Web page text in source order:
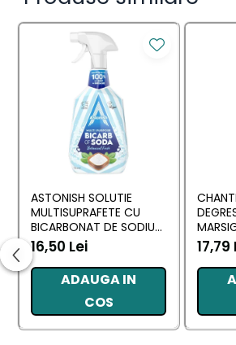
ASTONISH SOLUTIE
MULTISUPRAFETE CU
BICARBONAT DE SODIU
750 ML
16,50 Lei
ADAUGA IN
COS
17,79